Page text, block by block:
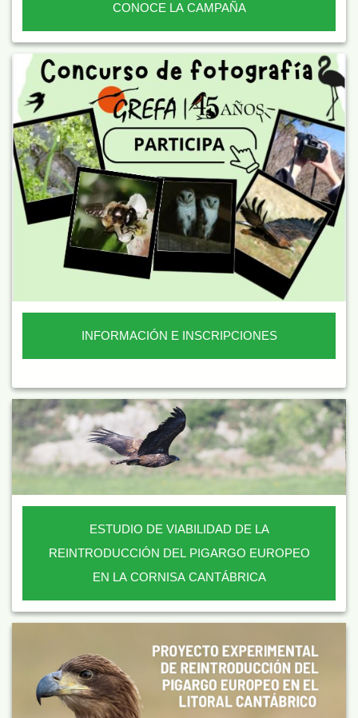
CONOCE LA CAMPAÑA
INFORMACIÓN E INSCRIPCIONES
ESTUDIO DE VIABILIDAD DE LA
REINTRODUCCIÓN DEL PIGARGO EUROPEO
EN LA CORNISA CANTÁBRICA